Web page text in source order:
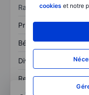
cookies et notre
Ratios
Prix / ventes
Bénéfice par action
Dividende par action
Rendement des
Ouvrir un compte